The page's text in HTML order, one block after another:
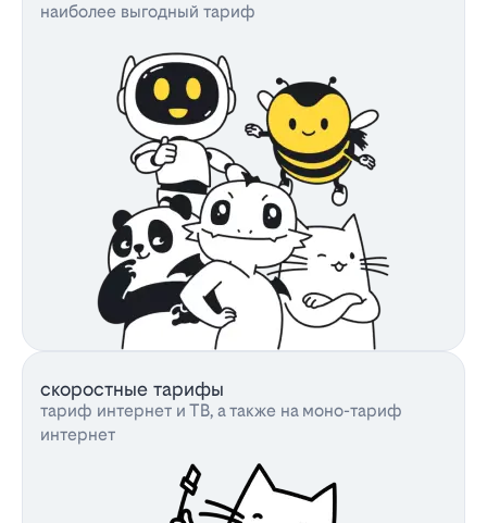
наиболее выгодный тариф
скоростные тарифы
тариф интернет и ТВ, а также на моно-тариф
интернет